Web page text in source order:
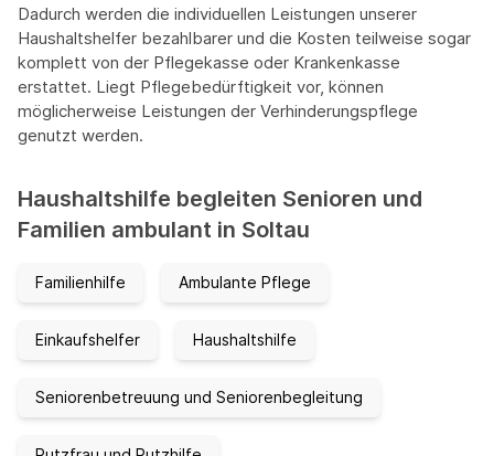
Dadurch werden die individuellen Leistungen unserer
Haushaltshelfer bezahlbarer und die Kosten teilweise sogar
komplett von der Pflegekasse oder Krankenkasse
erstattet. Liegt Pflegebedürftigkeit vor, können
möglicherweise Leistungen der Verhinderungspflege
genutzt werden.
Haushaltshilfe begleiten Senioren und
Familien ambulant in Soltau
Familienhilfe Ambulante Pflege
Einkaufshelfer Haushaltshilfe
Seniorenbetreuung und Seniorenbegleitung